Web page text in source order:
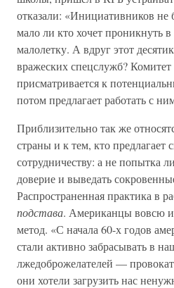
отказали: «Инициативников не
мало ли кто хочет проникнуть
малолетку. А вдруг этот
вражеских спецслужб? Комитет
присматривается к
потом предлагает работать с
Приблизительно так же
страны и к тем, кто предлагает
сотрудничеству: а не попытка
доверие и выведать
Распространенная практика в
подстава. Американцы вовсю
метод. «С начала 60-х годов
стали активно забрасывать в
лжедоброжелателей —
они хотели загрузить нас